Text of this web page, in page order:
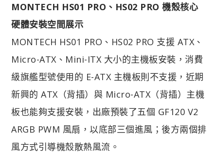
MONTECH HS01 PRO、HS02 PRO 機殼核心
硬體安裝空間展示
MONTECH HS01 PRO、HS02 PRO 支援 ATX、
Micro-ATX、Mini-ITX 大小的主機板安裝，消費
級旗艦型號使用的 E-ATX 主機板則不支援，近期
新興的 ATX（背插）與 Micro-ATX（背插）主機
板也能夠支援安裝，出廠預裝了五個 GF120 V2
ARGB PWM 風扇，以底部三個進風；後方兩個排
風方式引導機殼散熱風流。